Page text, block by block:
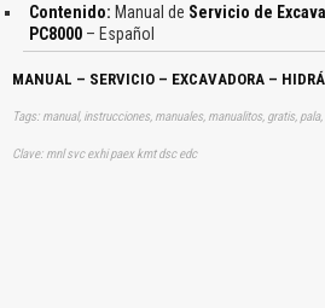
Contenido: Manual de Servicio de
PC8000– Español
MANUAL – SERVICIO – EXCAVADORA –
Clave: mnl svc exhi paex kmt dsc edc